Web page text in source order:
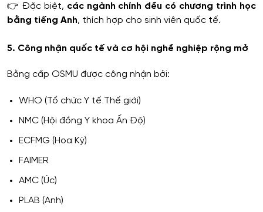
👉 Đặc biệt, các ngành chính đều có chương trình học
bằng tiếng Anh, thích hợp cho sinh viên quốc tế.
5. Công nhận quốc tế và cơ hội nghề nghiệp rộng mở
Bằng cấp OSMU được công nhận bởi:
WHO (Tổ chức Y tế Thế giới)
NMC (Hội đồng Y khoa Ấn Độ)
ECFMG (Hoa Kỳ)
FAIMER
AMC (Úc)
PLAB (Anh)